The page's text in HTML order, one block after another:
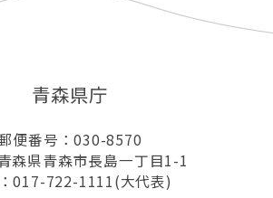
青森県庁
便番号：030-8570
森県青森市長島一丁目1-1
017-722-1111(大代表)